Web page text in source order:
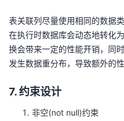
表关联列尽量使用相同的数据
在执行时数据库会动态地转化
换会带来一定的性能开销，同
发生数据重分布，导致额外的
7. 约束设计
非空(not null)约束